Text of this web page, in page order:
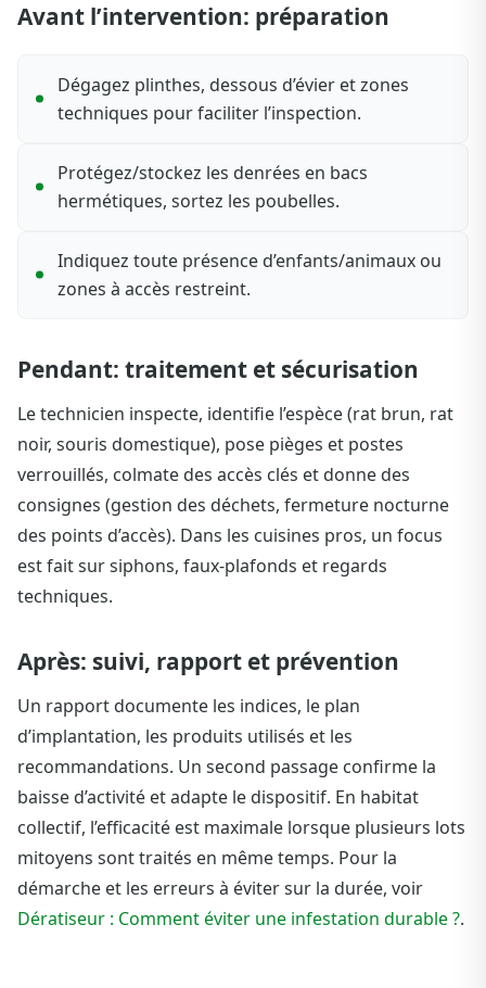
Avant l’intervention: préparation
Dégagez plinthes, dessous d’évier et zones
techniques pour faciliter l’inspection.
Protégez/stockez les denrées en bacs
hermétiques, sortez les poubelles.
Indiquez toute présence d’enfants/animaux ou
zones à accès restreint.
Pendant: traitement et sécurisation
Le technicien inspecte, identifie l’espèce (rat brun, rat
noir, souris domestique), pose pièges et postes
verrouillés, colmate des accès clés et donne des
consignes (gestion des déchets, fermeture nocturne
des points d’accès). Dans les cuisines pros, un focus
est fait sur siphons, faux-plafonds et regards
techniques.
Après: suivi, rapport et prévention
Un rapport documente les indices, le plan
d’implantation, les produits utilisés et les
recommandations. Un second passage confirme la
baisse d’activité et adapte le dispositif. En habitat
collectif, l’efficacité est maximale lorsque plusieurs lots
mitoyens sont traités en même temps. Pour la
démarche et les erreurs à éviter sur la durée, voir
Dératiseur : Comment éviter une infestation durable ?.